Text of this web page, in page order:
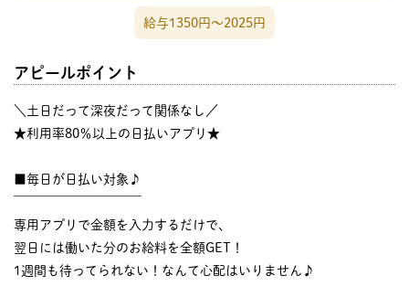
給与1350円〜2025円
アピールポイント
＼土日だって深夜だって関係なし／
★利用率80％以上の日払いアプリ★
■毎日が日払い対象♪
専用アプリで金額を入力するだけで、
翌日には働いた分のお給料を全額GET！
1週間も待ってられない！なんて心配はいりません♪